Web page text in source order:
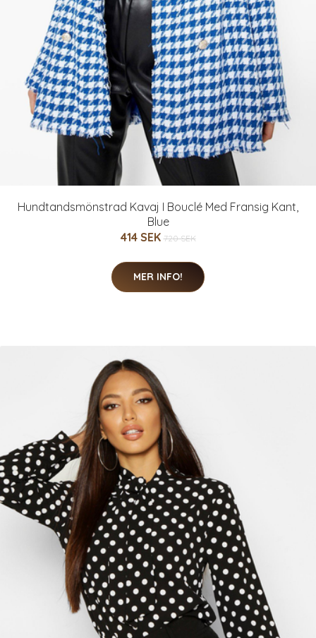
Hundtandsmönstrad Kavaj I Bouclé Med Fransig Kant,
Blue
414 SEK 720 SEK
MER INFO!